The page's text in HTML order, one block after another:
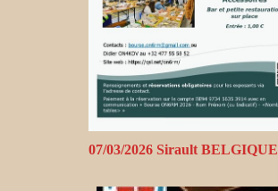
07/03/2026 Sirault BELGIQUE